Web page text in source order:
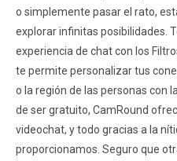
o simplemente pasar el rato,
explorar infinitas posibilidades.
experiencia de chat con los
te permite personalizar tus
o la región de las personas con
de ser gratuito, CamRound
videochat, y todo gracias a la
proporcionamos. Seguro que